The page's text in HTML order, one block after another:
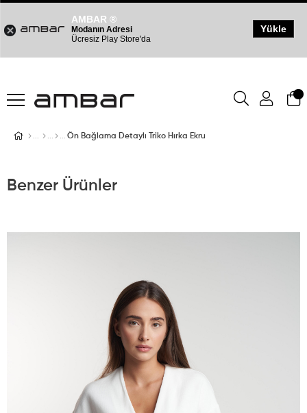
Ön Bağlama Detaylı Triko Hırka Ekru
Benzer Ürünler
AMBAR ®
Modanın Adresi
Ücresiz Play Store'da
Yükle